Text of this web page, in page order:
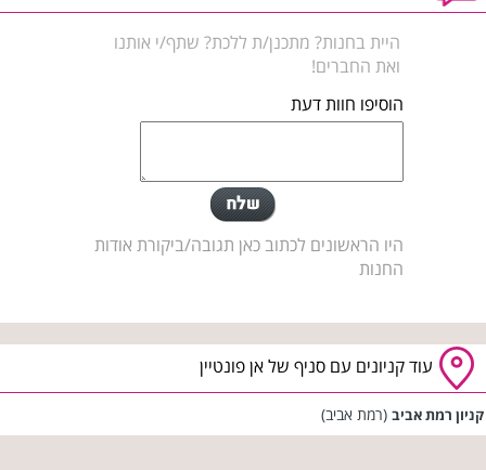
היית בחנות? מתכנן/ת ללכת? שתף/י אותנו
ואת החברים!
הוסיפו חוות דעת
היו הראשונים לכתוב כאן תגובה/ביקורת אודות
החנות
עוד קניונים עם סניף של אן פונטיין
קניון רמת אביב (רמת אביב)